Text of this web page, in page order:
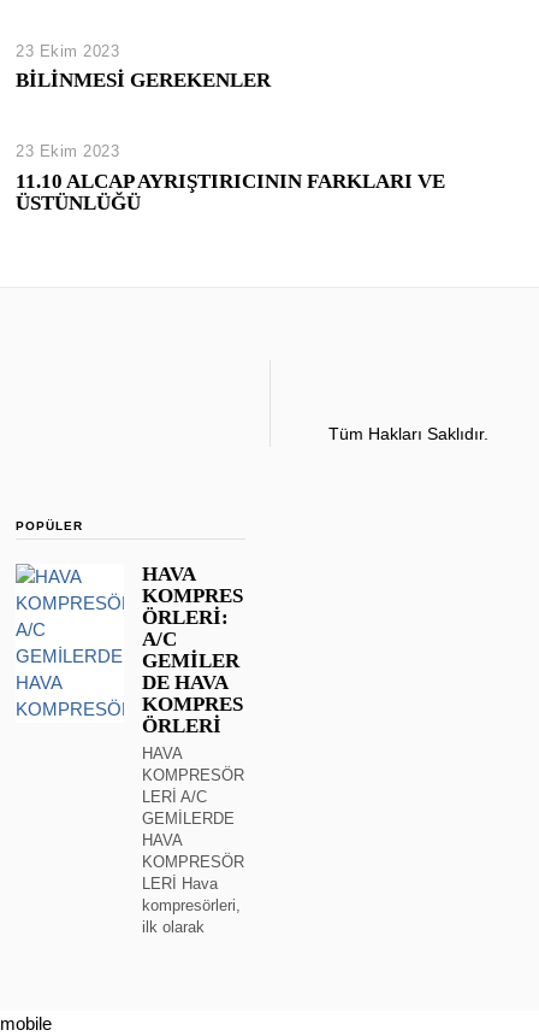
23 Ekim 2023
BİLİNMESİ GEREKENLER
23 Ekim 2023
11.10 ALCAP AYRIŞTIRICININ FARKLARI VE
ÜSTÜNLÜĞÜ
Tüm Hakları Saklıdır.
POPÜLER
HAVA
KOMPRES
ÖRLERİ:
A/C
GEMİLER
DE HAVA
KOMPRES
ÖRLERİ
HAVA
KOMPRESÖR
LERİ A/C
GEMİLERDE
HAVA
KOMPRESÖR
LERİ Hava
kompresörleri,
ilk olarak